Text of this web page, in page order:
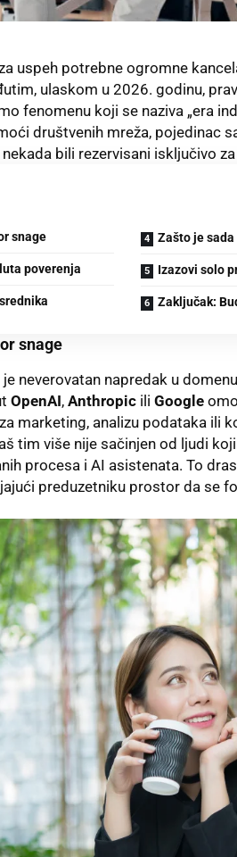
uspeh potrebne ogromne
ulaskom u 2026. godinu,
fenomenu koji se naziva „era
društvenih mreža, pojedinac
bili rezervisani isključivo
snage
poverenja
Zašto je
Izazovi solo
Zaključak:
snage
neverovatan napredak u
OpenAI, Anthropic ili Google
marketing, analizu podataka ili
tim više nije sačinjen od ljudi
procesa i AI asistenata. To
preduzetniku prostor da se